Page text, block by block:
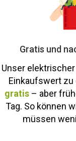
Gratis und
Unser
Einkaufswert zu
gratis – aber
Tag. So können
müssen